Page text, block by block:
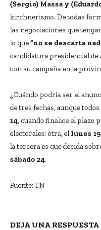
(Sergio) Massa y
kirchnerismo. De todas
las negociaciones que
lo que“no se descarta
candidatura presidencial de
con su campaña en la
¿Cuándo podría ser el
de tres fechas, aunque
14, cuando finalice el plazo
electorales; otra, ellunes 19
la tercera es que decida
sábado 24.
Fuente: TN
DEJA UNA RESPUESTA